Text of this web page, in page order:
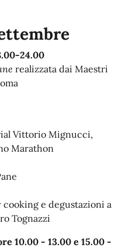
24.00
realizzata dai Maestri
Vittorio Mignucci,
Marathon
e degustazioni a
Tognazzi
10.00 - 13.00 e 15.00 -